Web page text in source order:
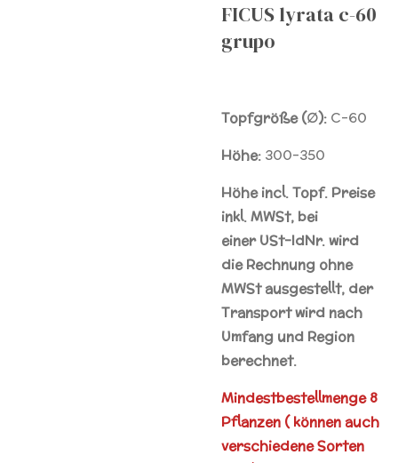
FICUS lyrata c-60
grupo
Topfgröße (∅): C-60
Höhe: 300-350
Höhe incl. Topf. Preise
inkl. MWSt, bei
einerUSt-IdNr.wird
die Rechnung ohne
MWSt ausgestellt, der
Transport wird nach
Umfang und Region
berechnet.
Mindestbestellmenge 8
Pflanzen ( können auch
verschiedene Sorten